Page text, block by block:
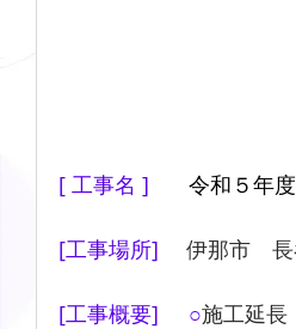
[ 工事名 ] 令和５年
[工事場所] 伊那市　
[工事概要]     ○施工延長